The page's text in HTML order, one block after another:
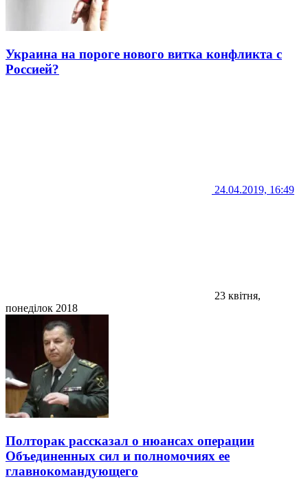
Украина на пороге нового витка конфликта с
Россией?
24.04.2019, 16:49
23 квітня,
понеділок 2018
Полторак рассказал о нюансах операции
Объединенных сил и полномочиях ее
главнокомандующего